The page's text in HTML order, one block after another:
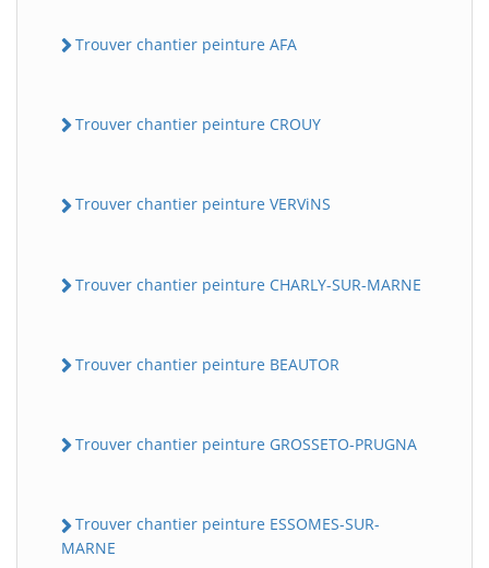
Trouver chantier peinture AFA
Trouver chantier peinture CROUY
Trouver chantier peinture VERViNS
Trouver chantier peinture CHARLY-SUR-MARNE
Trouver chantier peinture BEAUTOR
Trouver chantier peinture GROSSETO-PRUGNA
Trouver chantier peinture ESSOMES-SUR-
MARNE